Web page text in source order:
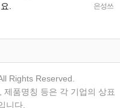
은성쓰
.
Rights Reserved.
품명칭 등은 각 기업의 상표
니다.